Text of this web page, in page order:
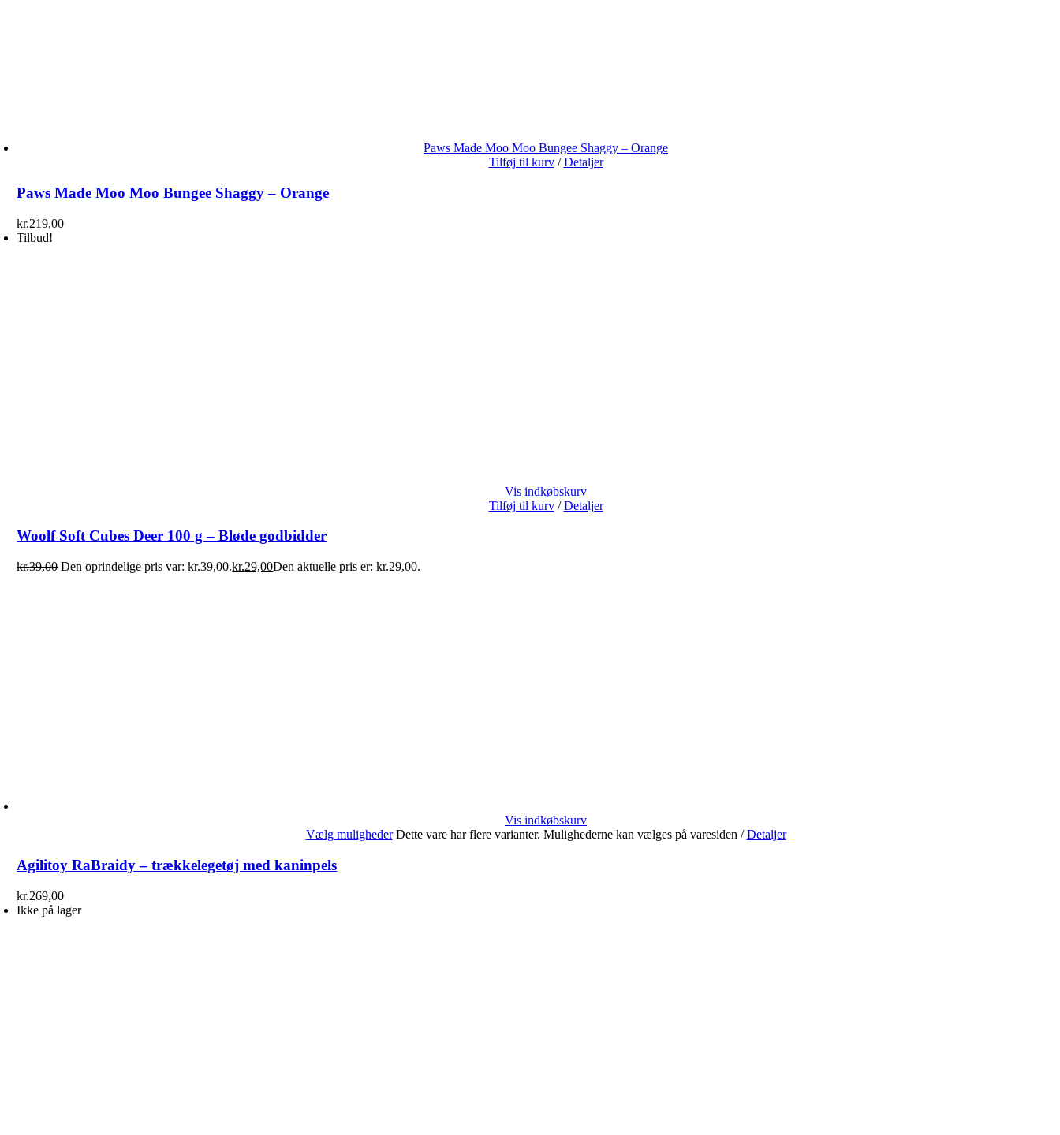
Paws Made Moo Moo Bungee Shaggy – Orange
Tilføj til kurv / Detaljer
Paws Made Moo Moo Bungee Shaggy – Orange
kr.219,00
Tilbud!
Vis indkøbskurv
Tilføj til kurv / Detaljer
Woolf Soft Cubes Deer 100 g – Bløde godbidder
kr.39,00 Den oprindelige pris var: kr.39,00.kr.29,00Den aktuelle pris er: kr.29,00.
Vis indkøbskurv
Vælg muligheder Dette vare har flere varianter. Mulighederne kan vælges på varesiden / Detaljer
Agilitoy RaBraidy – trækkelegetøj med kaninpels
kr.269,00
Ikke på lager